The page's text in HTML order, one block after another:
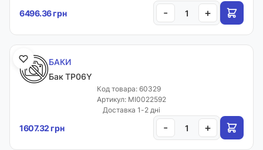
6496.36 грн - +
БАКИ
Бак TP06Y
Код товара: 60329
Артикул: MI0022592
Доставка 1-2 дні
1607.32 грн - +